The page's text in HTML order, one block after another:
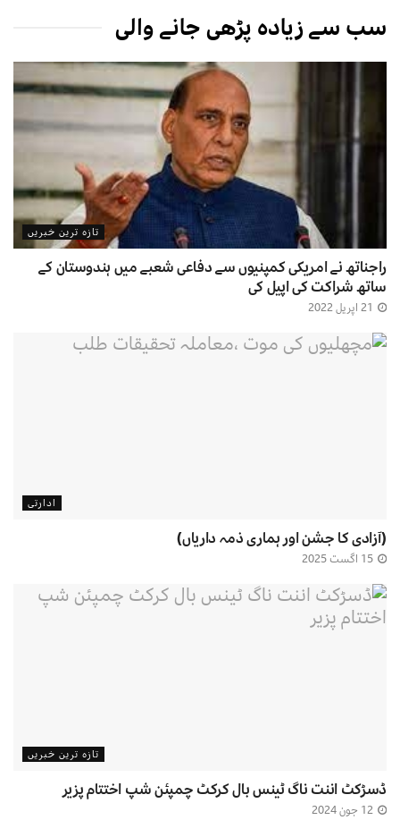
سب سے زیادہ پڑھی جانے والی
تازہ ترین خبریں
راجناتھ نے امریکی کمپنیوں سے دفاعی شعبے میں ہندوستان کے
ساتھ شراکت کی اپیل کی
ادارتی
(آزادی کا جشن اور ہماری ذمہ داریاں)
تازہ ترین خبریں
ڈسڑکٹ اننت ناگ ٹینس بال کرکٹ چمپئن شپ اختتام پزیر